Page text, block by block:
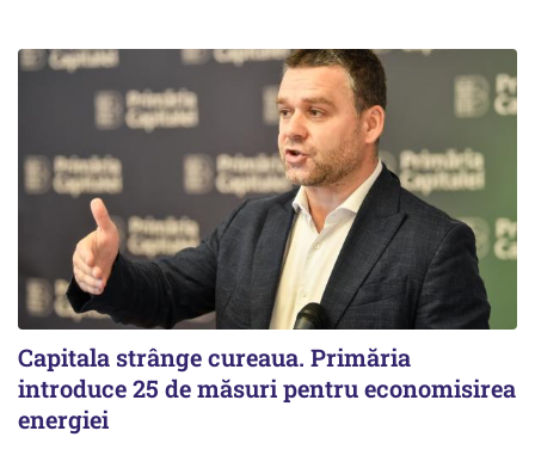
Capitala strânge cureaua. Primăria
introduce 25 de măsuri pentru economisirea
energiei